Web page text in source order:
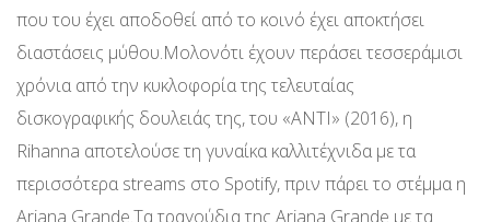
που του έχει αποδοθεί από το κοινό έχει αποκτήσει
διαστάσεις μύθου.Μολονότι έχουν περάσει τεσσεράμισι
χρόνια από την κυκλοφορία της τελευταίας
δισκογραφικής δουλειάς της, του «ANTI» (2016), η
Rihanna αποτελούσε τη γυναίκα καλλιτέχνιδα με τα
περισσότερα streams στο Spotify, πριν πάρει το στέμμα η
Ariana Grande.Τα τραγούδια της Ariana Grande με τα